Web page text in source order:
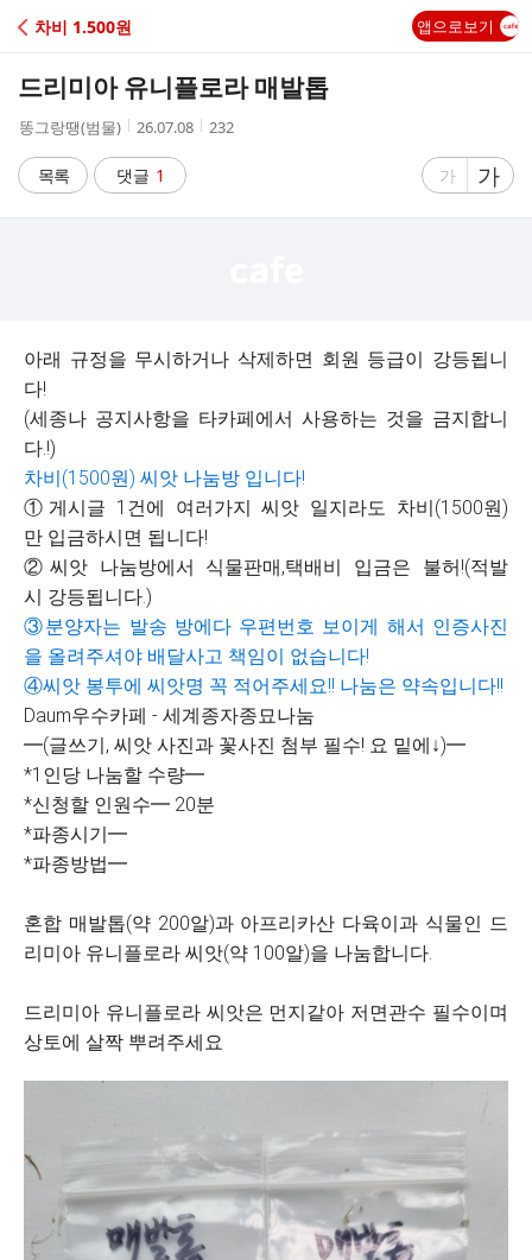
C
차비 1.500원 앱으로보기
드리미아 유니플로라 매발톱
작
자
똥그랑땡(범물)
작
시
간
26.07.08
조
232
목록 댓글 1
글
게
가
글
자
게
가
아래 규정을 무시하거나 삭제하면 회원 등급이 강등됩니
다!
(세종나 공지사항을 타카페에서 사용하는 것을 금지합니
다.!)
차비(1500원) 씨앗 나눔방 입니다!
①게시글 1건에 여러가지 씨앗 일지라도 차비(1500원)
만 입금하시면 됩니다!
②씨앗 나눔방에서 식물판매,택배비 입금은 불허!(적발
시 강등됩니다.)
③분양자는 발송 방에다 우편번호 보이게 해서 인증사진
을 올려주셔야 배달사고 책임이 없습니다!
④씨앗 봉투에 씨앗명 꼭 적어주세요!! 나눔은 약속입니다!!
Daum우수카페 - 세계종자종묘나눔
━(글쓰기, 씨앗 사진과 꽃사진 첨부 필수! 요 밑에↓)━
*1인당 나눔할 수량━
*신청할 인원수━ 20분
*파종시기━
*파종방법━
혼합 매발톱(약 200알)과 아프리카산 다육이과 식물인 드
리미아 유니플로라 씨앗(약 100알)을 나눔합니다.
드리미아 유니플로라 씨앗은 먼지같아 저면관수 필수이며
상토에 살짝 뿌려주세요